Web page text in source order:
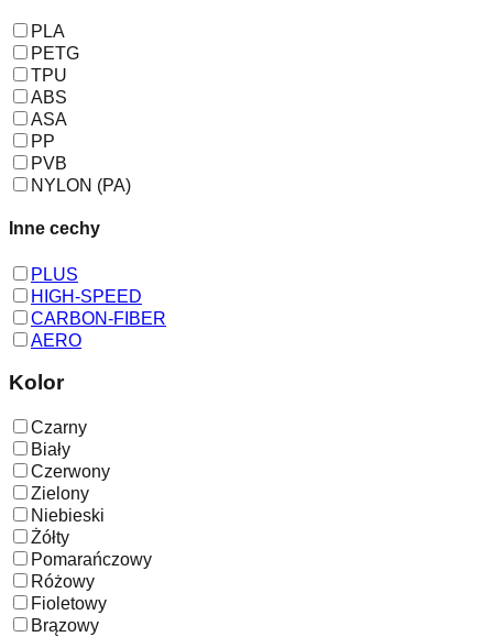
PLA
PETG
TPU
ABS
ASA
PP
PVB
NYLON (PA)
Inne cechy
PLUS
HIGH-SPEED
CARBON-FIBER
AERO
Kolor
Czarny
Biały
Czerwony
Zielony
Niebieski
Żółty
Pomarańczowy
Różowy
Fioletowy
Brązowy